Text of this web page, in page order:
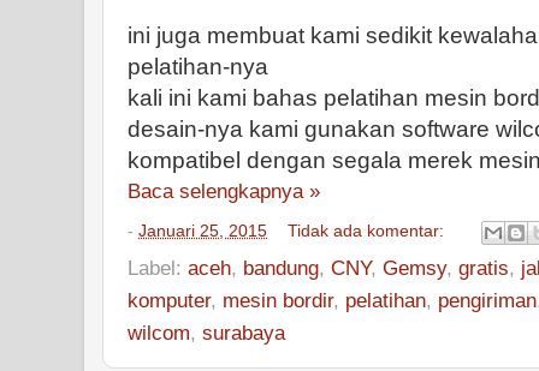
ini juga membuat kami sedikit
pelatihan-nya
kali ini kami bahas pelatihan mesin
desain-nya kami gunakan software
kompatibel dengan segala merek
Baca selengkapnya »
- Januari 25, 2015 Tidak ada komentar:
Label: aceh, bandung, CNY, Gemsy, gratis,
komputer, mesin bordir, pelatihan, pengiriman
wilcom, surabaya